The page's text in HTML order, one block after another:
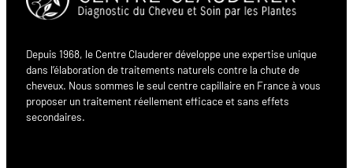
Depuis 1968, le Centre Clauderer développe une expertise unique
dans l’élaboration de traitements naturels contre la chute de
cheveux. Nous sommes le seul centre capillaire en France à vous
proposer un traitement réellement efficace et sans effets
secondaires.